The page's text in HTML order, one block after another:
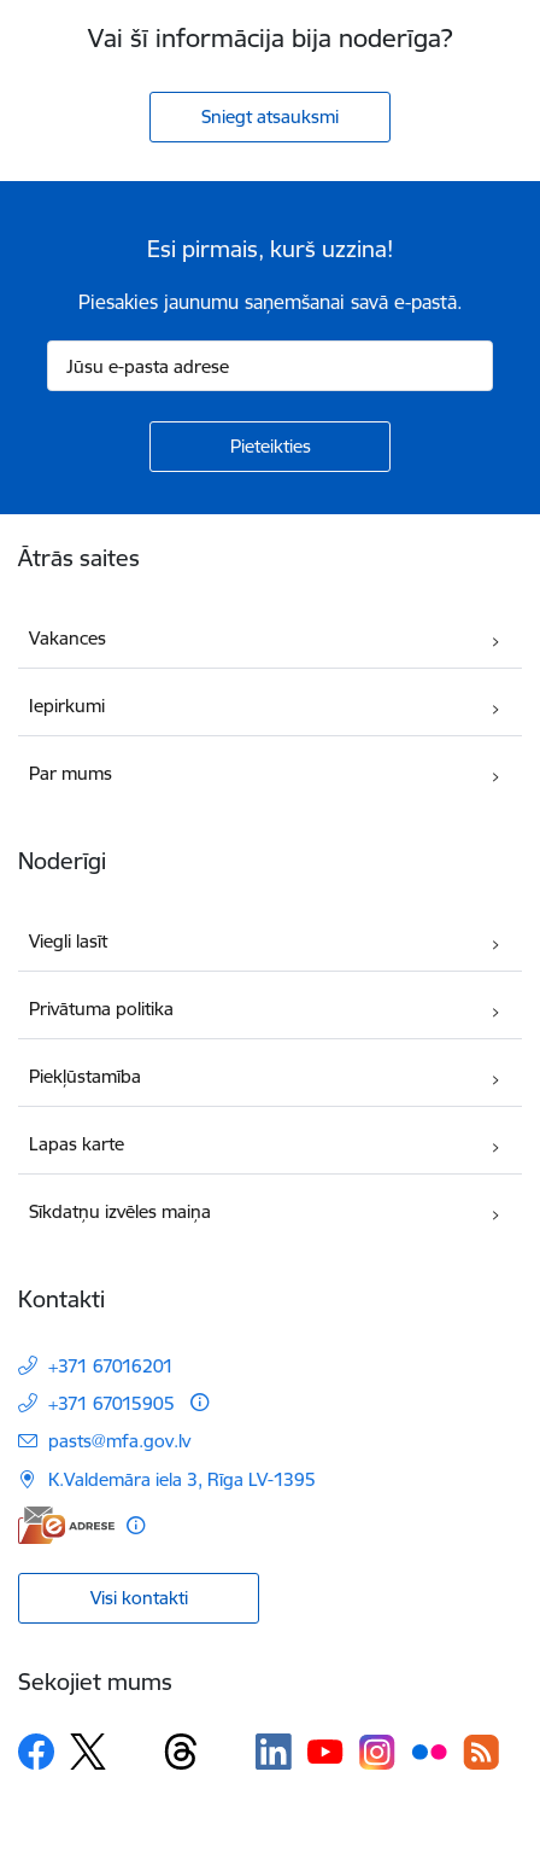
Vai šī informācija bija noderīga?
Sniegt atsauksmi
Esi pirmais, kurš uzzina!
Piesakies jaunumu saņemšanai savā e-pastā.
Ātrās saites
Vakances
Iepirkumi
Par mums
Noderīgi
Viegli lasīt
Privātuma politika
Piekļūstamība
Lapas karte
Sīkdatņu izvēles maiņa
Kontakti
+371 67016201
+371 67015905
E-pasts:
pasts@mfa.gov.lv
K.Valdemāra iela 3, Rīga LV-1395
Visi kontakti
Sekojiet mums